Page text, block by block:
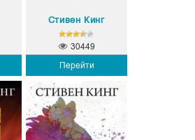
Стивен Кинг
Перейти
30449